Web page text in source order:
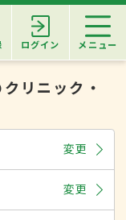
ログイン メニュー
クリニック・
変更
変更